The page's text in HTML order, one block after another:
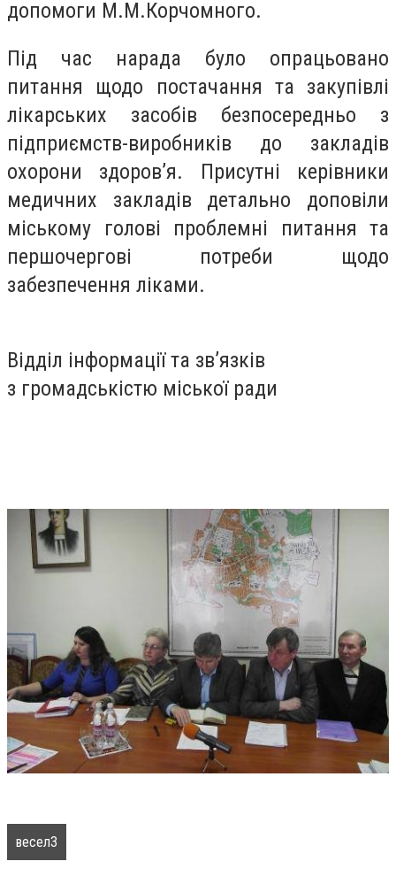
дoпомоги М.М.Корчомного.
Під час нарада було опрацьовано
питання щодо постачання та закупівлі
лікарських засобів безпосередньо з
підприємств-виробників до закладів
охорони здоров’я. Присутні керівники
медичних закладів детально доповіли
міському голові проблемні питання та
першочергові потреби щодо
забезпечення ліками.
Відділ інформації та зв’язків
з громадськістю міської ради
весел3